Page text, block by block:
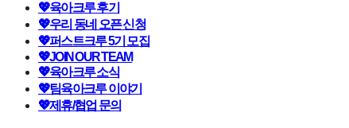
💖육아크루 후기
💖우리 동네 오픈 신청
💖퍼스트크루 5기 모집
💖JOIN OUR TEAM
💖육아크루 소식
💖팀육아크루 이야기
💖제휴/협업 문의